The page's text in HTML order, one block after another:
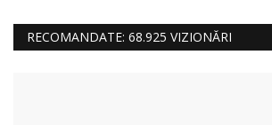
RECOMANDATE: 68.925 VIZIONĂRI